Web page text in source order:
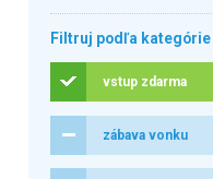
Filtruj podľa kategórie
vstup zdarma
zábava vonku